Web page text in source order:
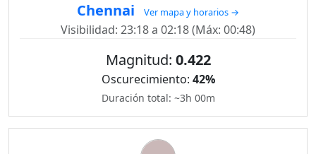
Chennai
Ver mapa y horarios →
Visibilidad: 23:18 a 02:18 (Máx: 00:48)
Magnitud: 0.422
Oscurecimiento: 42%
Duración total: ~3h 00m